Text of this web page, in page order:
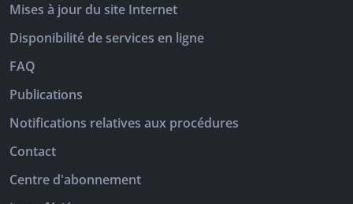
Mises à jour du site Internet
Disponibilité de services en ligne
FAQ
Publications
Notifications relatives aux procédures
Contact
Centre d'abonnement